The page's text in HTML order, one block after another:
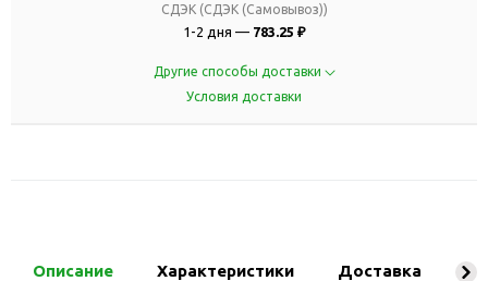
СДЭК (СДЭК (Самовывоз))
1-2 дня — 783.25 ₽
Другие способы доставки
Условия доставки
Описание Характеристики Доставка